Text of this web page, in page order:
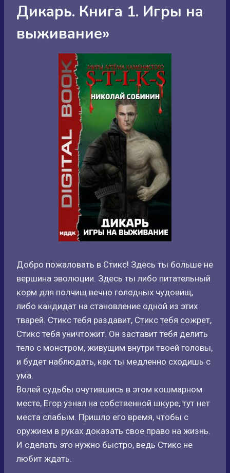
Дикарь. Книга 1. Игры на
выживание»
Добро пожаловать в Стикс! Здесь ты больше не
вершина эволюции. Здесь ты либо питательный
корм для полчищ вечно голодных чудовищ,
либо кандидат на становление одной из этих
тварей. Стикс тебя раздавит, Стикс тебя сожрет,
Стикс тебя уничтожит. Он заставит тебя делить
тело с монстром, живущим внутри твоей головы,
и будет наблюдать, как ты медленно сходишь с
ума.
Волей судьбы очутившись в этом кошмарном
месте, Егор узнал на собственной шкуре, тут нет
места слабым. Пришло его время, чтобы с
оружием в руках доказать свое право на жизнь.
И сделать это нужно быстро, ведь Стикс не
любит ждать.